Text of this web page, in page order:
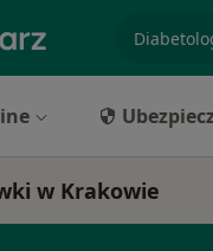
w Krakowie